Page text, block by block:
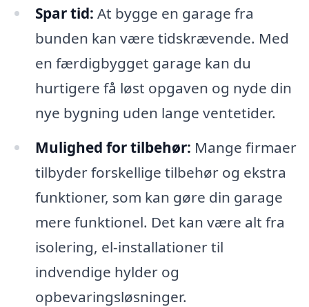
Spar tid: At bygge en garage fra
bunden kan være tidskrævende. Med
en færdigbygget garage kan du
hurtigere få løst opgaven og nyde din
nye bygning uden lange ventetider.
Mulighed for tilbehør: Mange firmaer
tilbyder forskellige tilbehør og ekstra
funktioner, som kan gøre din garage
mere funktionel. Det kan være alt fra
isolering, el-installationer til
indvendige hylder og
opbevaringsløsninger.